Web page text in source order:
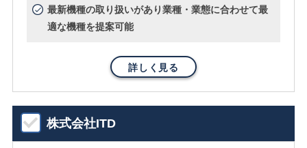
最新機種の取り扱いがあり業種・業態に合わせて最
適な機種を提案可能
詳しく見る
株式会社ITD